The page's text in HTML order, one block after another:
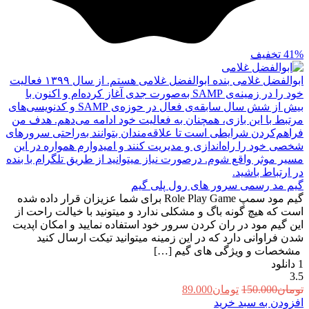
41% تخفیف
ابوالفضل غلامی
بنده ابوالفضل غلامی هستم. از سال ۱۳۹۹ فعالیت
خود را در زمینه‌ی SAMP به‌صورت جدی آغاز کرده‌ام و اکنون با
بیش از شش سال سابقه‌ی فعال در حوزه‌ی SAMP و کدنویسی‌های
مرتبط با این بازی، همچنان به فعالیت خود ادامه می‌دهم. هدف من
فراهم‌کردن شرایطی است تا علاقه‌مندان بتوانند به‌راحتی سرورهای
شخصی خود را راه‌اندازی و مدیریت کنند و امیدوارم همواره در این
مسیر موثر واقع شوم. درصورت نیاز میتوانید از طریق تلگرام با بنده
در ارتباط باشید.
گیم مد رسمی سرور های رول پلی گیم
گیم مود سمپ Role Play Game برای شما عزیزان قرار داده شده
است که هیچ گونه باگ و مشکلی ندارد و میتونید با خیالت راحت از
این گیم مود در ران کردن سرور خود استفاده نمایید و امکان اپدیت
شدن فراوانی دارد که در این زمینه میتوانید تیکت ارسال کنید
مشخصات و ویژگی های گیم […]
1 دانلود
3.5
تومان150.000 قیمت
اصلی:
تومان89.000قیمت
افزودن به سبد خرید